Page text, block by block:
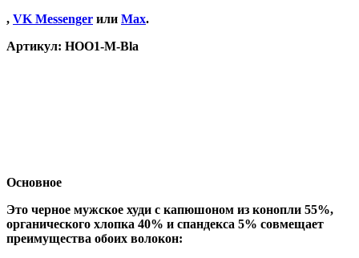
, VK Messenger или Max.
Артикул: HOO1-M-Bla
Основное
Это черное мужское худи с капюшоном из конопли 55%,
органического хлопка 40% и спандекса 5% совмещает
преимущества обоих волокон: